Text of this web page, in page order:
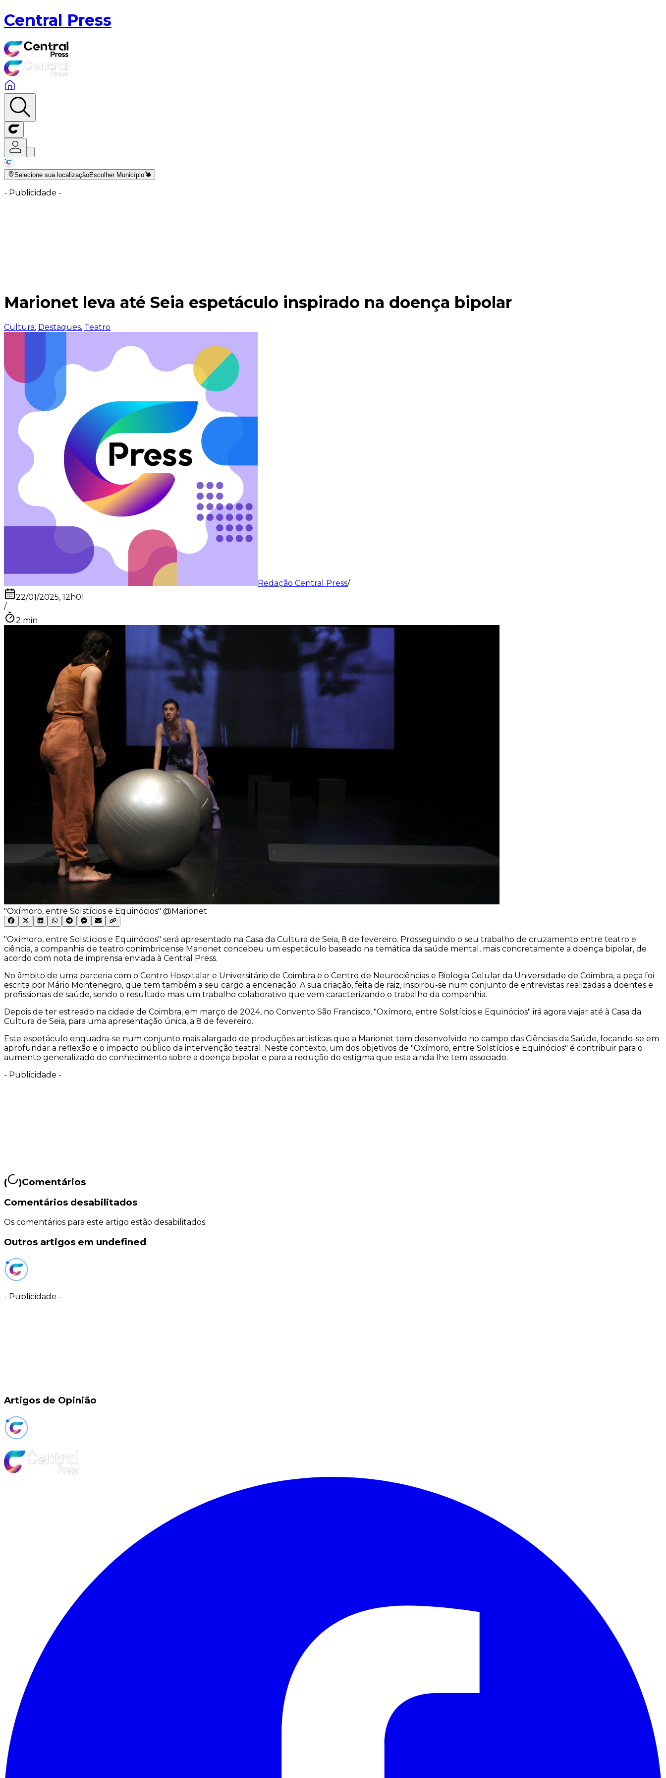
Central Press
Selecione sua localizaçãoEscolher Município
- Publicidade -
Marionet leva até Seia espetáculo inspirado na doença bipolar
Cultura, Destaques, Teatro
Redação Central Press/
22/01/2025, 12h01
/
2 min
"Oxímoro, entre Solstícios e Equinócios" @Marionet
"Oxímoro, entre Solstícios e Equinócios" será apresentado na Casa da Cultura de Seia, 8 de fevereiro. Prosseguindo o seu trabalho de cruzamento entre teatro e
ciência, a companhia de teatro conimbricense Marionet concebeu um espetáculo baseado na temática da saúde mental, mais concretamente a doença bipolar, de
acordo com nota de imprensa enviada à Central Press.
No âmbito de uma parceria com o Centro Hospitalar e Universitário de Coimbra e o Centro de Neurociências e Biologia Celular da Universidade de Coimbra, a peça foi
escrita por Mário Montenegro, que tem também a seu cargo a encenação. A sua criação, feita de raiz, inspirou-se num conjunto de entrevistas realizadas a doentes e
profissionais de saúde, sendo o resultado mais um trabalho colaborativo que vem caracterizando o trabalho da companhia.
Depois de ter estreado na cidade de Coimbra, em março de 2024, no Convento São Francisco, "Oxímoro, entre Solstícios e Equinócios" irá agora viajar até à Casa da
Cultura de Seia, para uma apresentação única, a 8 de fevereiro.
Este espetáculo enquadra-se num conjunto mais alargado de produções artísticas que a Marionet tem desenvolvido no campo das Ciências da Saúde, focando-se em
aprofundar a reflexão e o impacto público da intervenção teatral. Neste contexto, um dos objetivos de "Oxímoro, entre Solstícios e Equinócios" é contribuir para o
aumento generalizado do conhecimento sobre a doença bipolar e para a redução do estigma que esta ainda lhe tem associado.
- Publicidade -
( )Comentários
Comentários desabilitados
Os comentários para este artigo estão desabilitados.
Outros artigos em undefined
- Publicidade -
Artigos de Opinião